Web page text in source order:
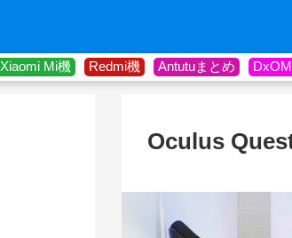
Xiaomi Mi機 Redmi機 Antutuまとめ
Oculus